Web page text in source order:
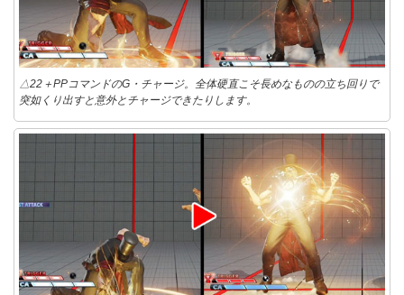
△22＋PPコマンドのG・チャージ。全体硬直こそ長めなものの立ち回りで
突如くり出すと意外とチャージできたりします。